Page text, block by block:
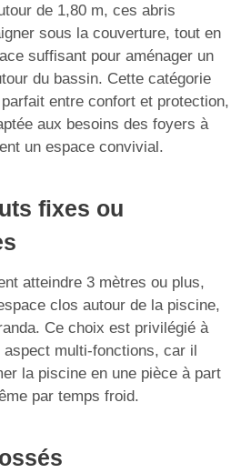
de 1,80 m, ces abris
sous la couverture, tout en
suffisant pour aménager un
du bassin. Cette catégorie
entre confort et protection,
aux besoins des foyers à
un espace convivial.
fixes ou
atteindre 3 mètres ou plus,
clos autour de la piscine,
Ce choix est privilégié à
aspect multi-fonctions, car il
la piscine en une pièce à part
par temps froid.